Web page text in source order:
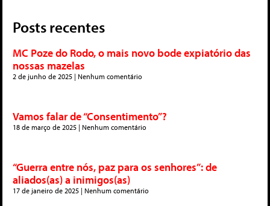
Posts recentes
MC Poze do Rodo, o mais novo bode expiatório das
nossas mazelas
2 de junho de 2025 Nenhum comentário
Vamos falar de “Consentimento”?
18 de março de 2025 Nenhum comentário
“Guerra entre nós, paz para os senhores”: de
aliados(as) a inimigos(as)
17 de janeiro de 2025 Nenhum comentário